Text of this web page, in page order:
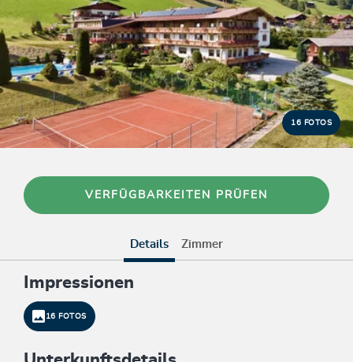
16 FOTOS
VERFÜGBARKEITEN PRÜFEN
Details Zimmer
Impressionen
16 FOTOS